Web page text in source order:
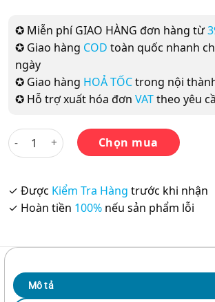
✪ Miễn phí GIAO HÀNG đơn hàng từ
✪ Giao hàng COD toàn quốc nhanh
ngày
✪ Giao hàng HOẢ TỐCtrong nội
✪ Hỗ trợ xuất hóa đơn VATtheo yêu
Family and Friends 3 2nd Edition Class
Chọn mua
✓ Được Kiểm Tra Hàng trước khi nhận
✓ Hoàn tiền 100% nếu sản phẩm lỗi
Mô tả